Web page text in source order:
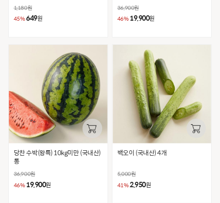
1,180원
45%649원
36,900원
46% 19,900원
당찬 수박(왕특) 10kg미만 (국내산)
통
36,900원
46% 19,900원
백오이 (국내산) 4개
5,000원
41%2,950원